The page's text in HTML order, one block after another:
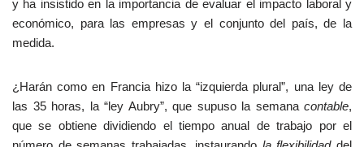
y ha insistido en la importancia de evaluar el impacto laboral y
económico, para las empresas y el conjunto del país, de la
medida.
¿Harán como en Francia hizo la “izquierda plural”, una ley de
las 35 horas, la “ley Aubry”, que supuso la semana contable,
que se obtiene dividiendo el tiempo anual de trabajo por el